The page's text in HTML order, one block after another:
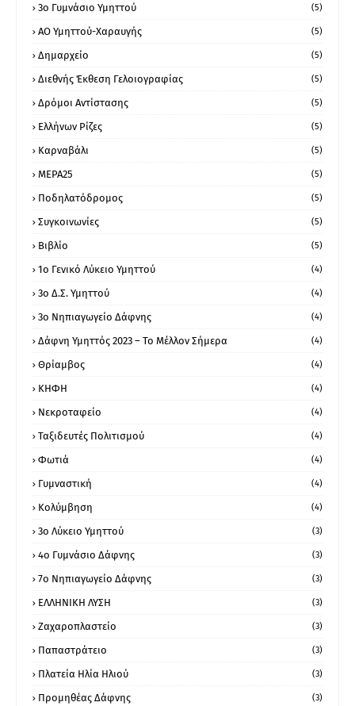
3ο Γυμνάσιο Υμηττού (5)
ΑΟ Υμηττού-Χαραυγής (5)
Δημαρχείο (5)
Διεθνής Έκθεση Γελοιογραφίας (5)
Δρόμοι Αντίστασης (5)
Ελλήνων Ρίζες (5)
Καρναβάλι (5)
ΜΕΡΑ25 (5)
Ποδηλατόδρομος (5)
Συγκοινωνίες (5)
Βιβλίο (5)
1ο Γενικό Λύκειο Υμηττού (4)
3ο Δ.Σ. Υμηττού (4)
3ο Νηπιαγωγείο Δάφνης (4)
Δάφνη Υμηττός 2023 – Το Μέλλον Σήμερα (4)
Θρίαμβος (4)
ΚΗΦΗ (4)
Νεκροταφείο (4)
Ταξιδευτές Πολιτισμού (4)
Φωτιά (4)
Γυμναστική (4)
Κολύμβηση (4)
3ο Λύκειο Υμηττού (3)
4ο Γυμνάσιο Δάφνης (3)
7ο Νηπιαγωγείο Δάφνης (3)
ΕΛΛΗΝΙΚΗ ΛΥΣΗ (3)
Ζαχαροπλαστείο (3)
Παπαστράτειο (3)
Πλατεία Ηλία Ηλιού (3)
Προμηθέας Δάφνης (3)